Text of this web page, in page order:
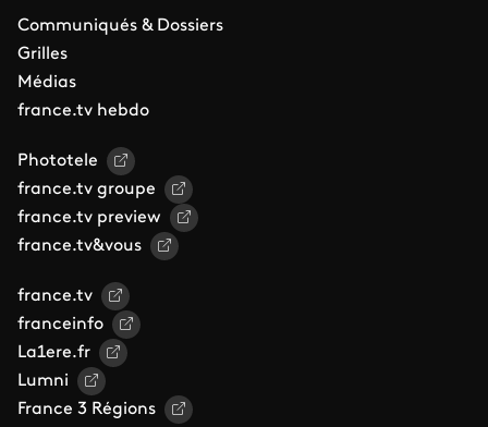
Communiqués & Dossiers
Grilles
Médias
france.tv hebdo
Phototele
france.tv groupe
france.tv preview
france.tv&vous
france.tv
franceinfo
La1ere.fr
Lumni
France 3 Régions